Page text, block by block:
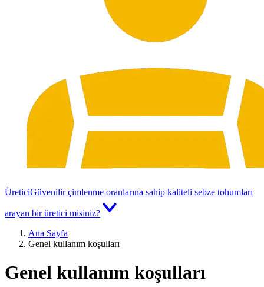
ÜreticiGüvenilir çimlenme oranlarına sahip kaliteli sebze tohumları
arayan bir üretici misiniz?
Ana Sayfa
Genel kullanım koşulları
Genel kullanım koşulları